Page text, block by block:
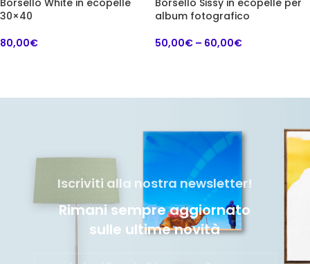
30×40
80,00€
album fotografico
50,00€ – 60,00€
Iscriviti alla nostra newsletter!
Rimani sempre aggiornato
sulle ultime novità